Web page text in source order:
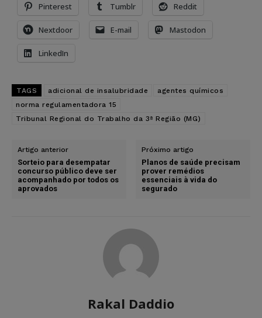
Pinterest Tumblr Reddit
Nextdoor E-mail Mastodon
LinkedIn
TAGS adicional de insalubridade
agentes químicos
norma regulamentadora 15
Tribunal Regional do Trabalho da 3ª Região (MG)
Artigo anterior
Sorteio para desempatar
concurso público deve ser
acompanhado por todos os
aprovados
Próximo artigo
Planos de saúde precisam
prover remédios
essenciais à vida do
segurado
Rakal Daddio